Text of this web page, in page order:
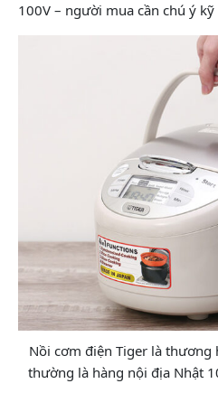
100V – người mua cần chú ý
Nồi cơm điện Tiger là thương
thường là hàng nội địa Nhật